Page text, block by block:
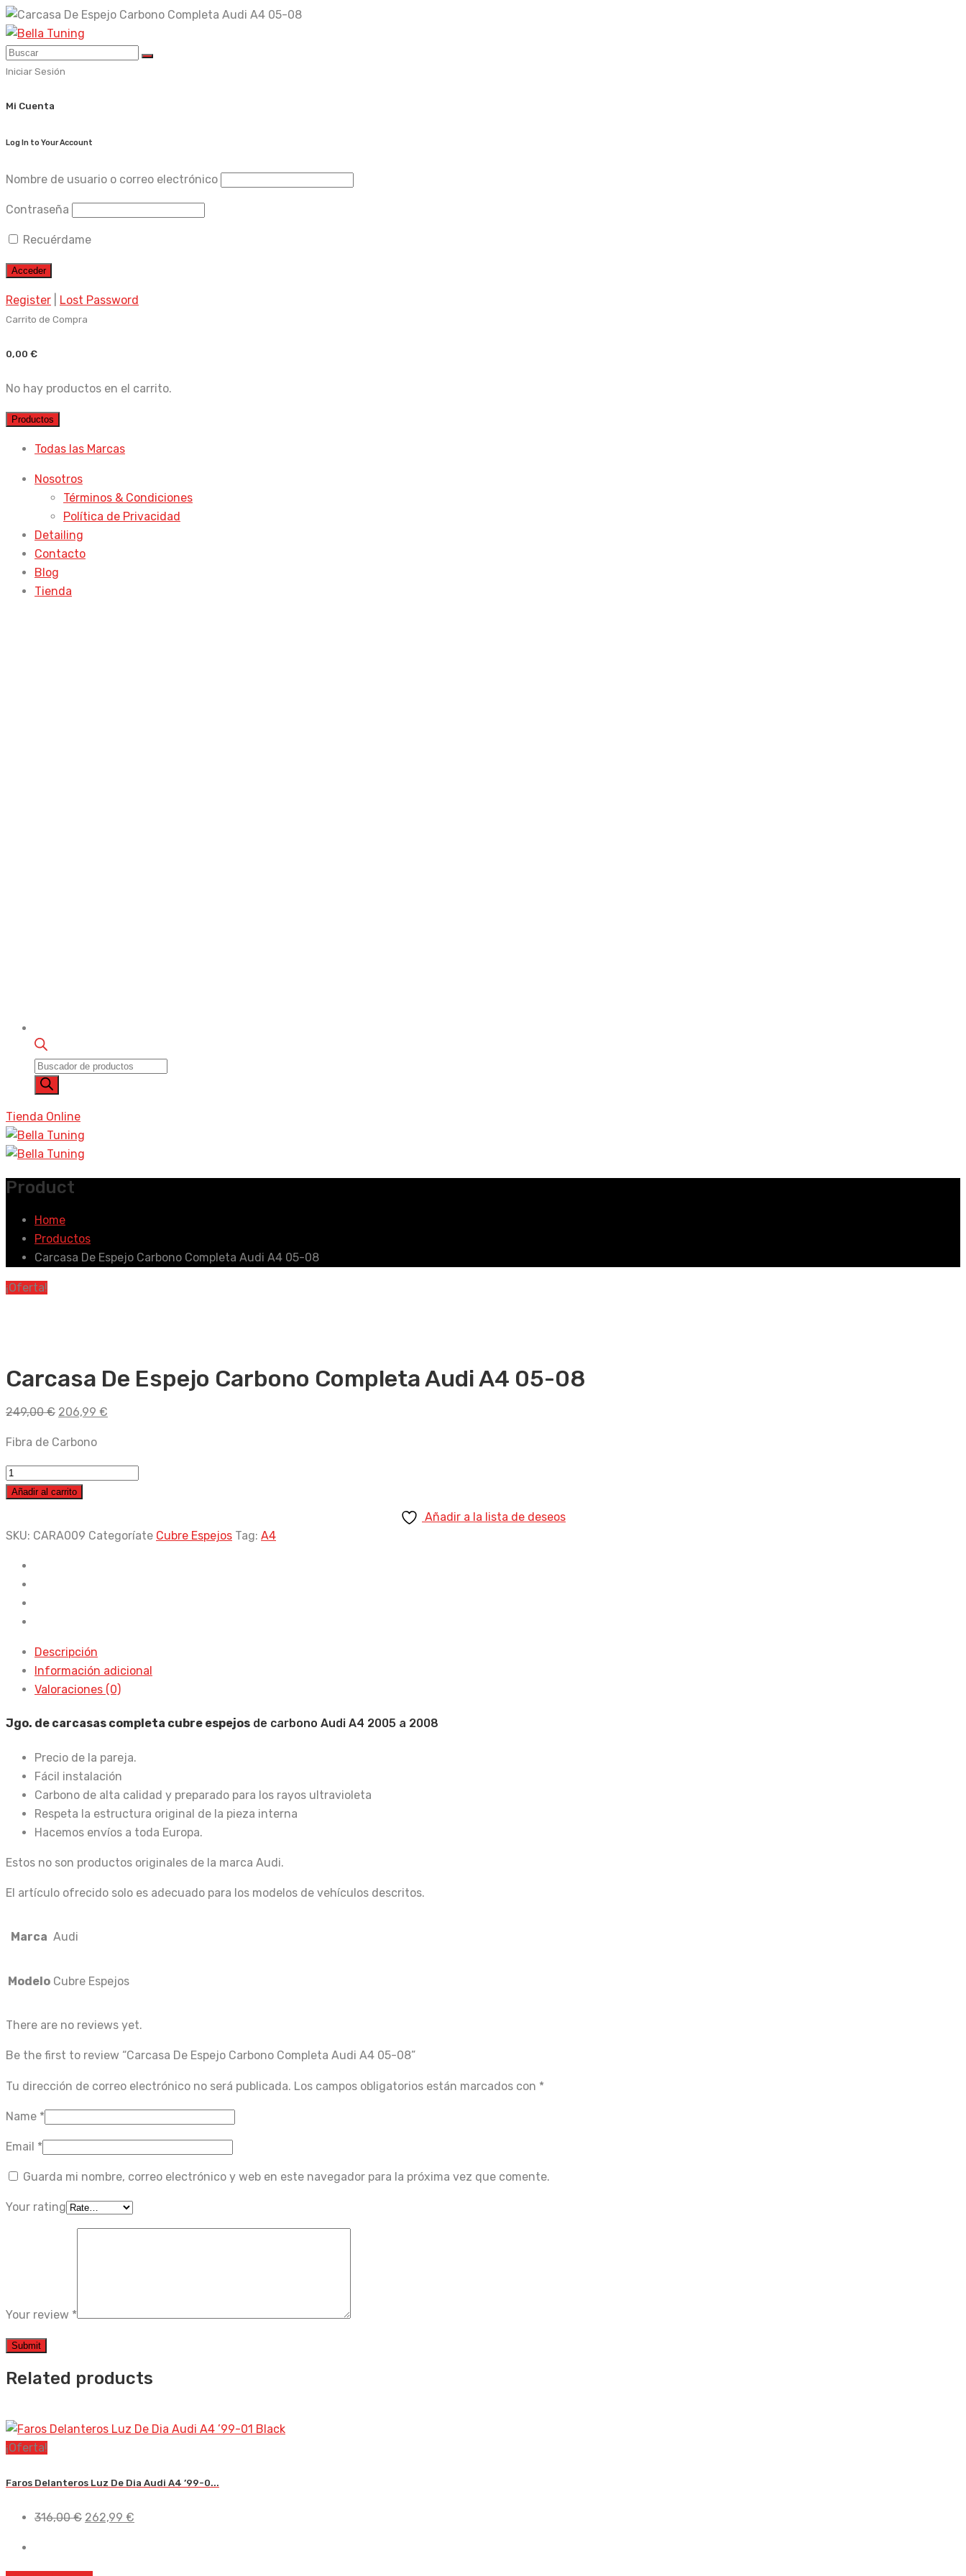
Skip
to
content
Iniciar Sesión
Mi Cuenta
Log In to Your Account
Nombre de usuario o correo electrónico
Contraseña
Recuérdame
Register Lost Password
Carrito de Compra
0,00 €
No hay productos en el carrito.
Productos
Todas las Marcas
Nosotros
Términos & Condiciones
Política de Privacidad
Detailing
Contacto
Blog
Tienda
Búsqueda
de
Tienda Online
Product
Home
Productos
Carcasa De Espejo Carbono Completa Audi A4 05-08
¡Oferta!
Carcasa De Espejo Carbono Completa Audi A4 05-08
249,00€ El
original
era:
249,00 €.
206,99 €
es:
Fibra de Carbono
Carcasa
De
Carbono
Audi
05-
Añadir al carrito
Añadir a la lista de deseos
SKU: CARA009 Categoríate Cubre Espejos Tag: A4
Descripción
Información adicional
Valoraciones (0)
Jgo. de carcasas completa cubre espejos de carbono Audi A4 2005 a 2008
Precio de la pareja.
Fácil instalación
Carbono de alta calidad y preparado para los rayos ultravioleta
Respeta la estructura original de la pieza interna
Hacemos envíos a toda Europa.
Estos no son productos originales de la marca Audi.
El artículo ofrecido solo es adecuado para los modelos de vehículos descritos.
Marca Audi
Modelo Cubre Espejos
There are no reviews yet.
Be the first to review “Carcasa De Espejo Carbono Completa Audi A4 05-08”
Tu dirección de correo electrónico no será publicada. Los campos obligatorios están marcados con *
Name *
Email *
Guarda mi nombre, correo electrónico y web en este navegador para la próxima vez que comente.
Your rating
Your review *
Related products
¡Oferta!
Faros Delanteros Luz De Dia Audi A4 ’99-0...
316,00€ El
era:
262,99 €